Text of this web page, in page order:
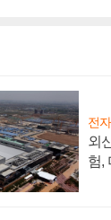
전
외
험,